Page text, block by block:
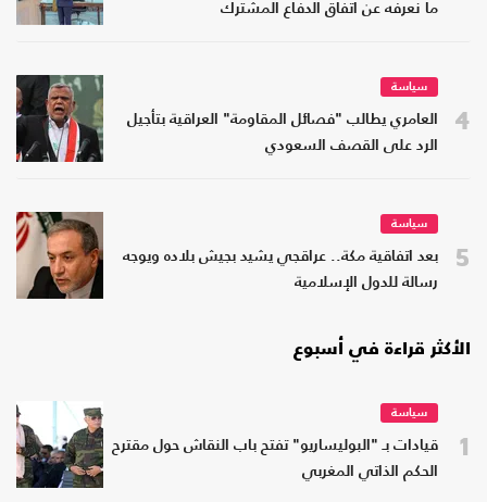
ما نعرفه عن اتفاق الدفاع المشترك
4
سياسة
العامري يطالب "فصائل المقاومة" العراقية بتأجيل
الرد على القصف السعودي
5
سياسة
بعد اتفاقية مكة.. عراقجي يشيد بجيش بلاده ويوجه
رسالة للدول الإسلامية
الأكثر قراءة في أسبوع
1
سياسة
قيادات بـ "البوليساريو" تفتح باب النقاش حول مقترح
الحكم الذاتي المغربي